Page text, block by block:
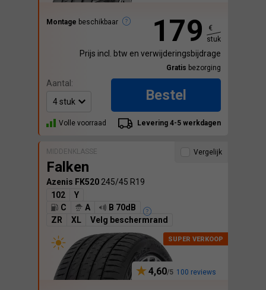
Montage beschikbaar 179
€
stuk
Prijs incl. btw en verwijderingsbijdrage
Gratis bezorging
Aantal:
Bestel
Volle voorraad Levering 4-5 werkdagen
MIDDENKLASSE
Falken
Azenis FK520 245/45 R19
102
Y
C
A
B 70dB
ZR
XL Velg beschermrand
4,60 100 reviews
Vergelijk